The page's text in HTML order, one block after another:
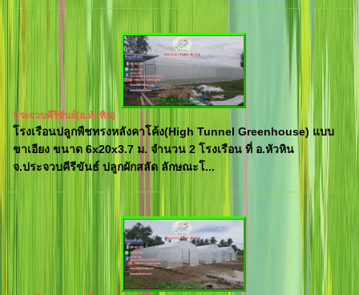
ประจวบคีรีขันธ์(อ.หัวหิน)
โรงเรือนปลูกพืชทรงหลังคาโค้ง(High Tunnel Greenhouse) แบบ
ขาเอียง ขนาด 6x20x3.7 ม. จำนวน 2 โรงเรือน ที่ อ.หัวหิน
จ.ประจวบคีรีขันธ์ ปลูกผักสลัด ลักษณะโ...